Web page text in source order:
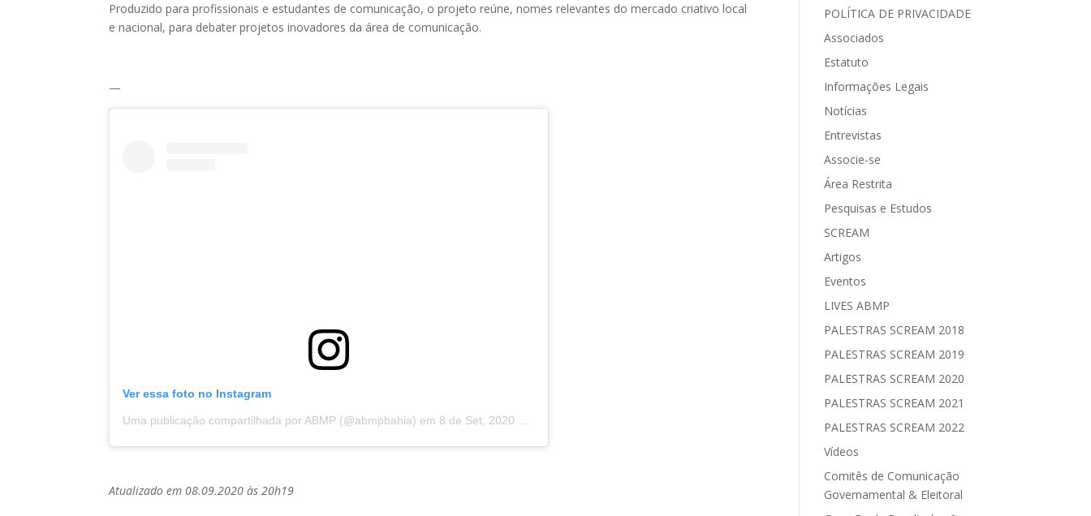
Produzido para profissionais e estudantes de comunicação, o projeto reúne, nomes relevantes do mercado criativo local
e nacional, para debater projetos inovadores da área de comunicação.
—
Ver essa foto no Instagram
Uma publicação compartilhada por ABMP (@abmpbahia) em 8 de Set, 2020 às 3:56 PDT
Atualizado em 08.09.2020 às 20h19
POLÍTICA DE PRIVACIDADE
Associados
Estatuto
Informações Legais
Notícias
Entrevistas
Associe-se
Área Restrita
Pesquisas e Estudos
SCREAM
Artigos
Eventos
LIVES ABMP
PALESTRAS SCREAM 2018
PALESTRAS SCREAM 2019
PALESTRAS SCREAM 2020
PALESTRAS SCREAM 2021
PALESTRAS SCREAM 2022
Vídeos
Comitês de Comunicação
Governamental & Eleitoral